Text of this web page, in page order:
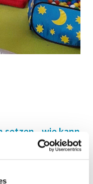
setzen - wie kann